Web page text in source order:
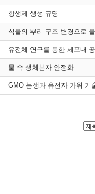
항생제 생성 규명
식물의 뿌리 구조 변경으로
유전체 연구를 통한 세포내
물 속 생체분자 안정화
GMO 논쟁과 유전자 가위 기